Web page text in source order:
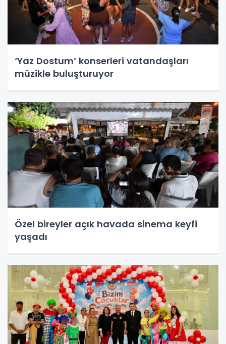
‘Yaz Dostum’ konserleri vatandaşları
müzikle buluşturuyor
Özel bireyler açık havada sinema keyfi
yaşadı